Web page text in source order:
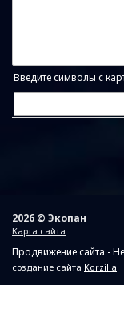
Введите символы с
2026 © Экопан
Карта сайта
Продвижение сайта -
создание сайта Korzilla